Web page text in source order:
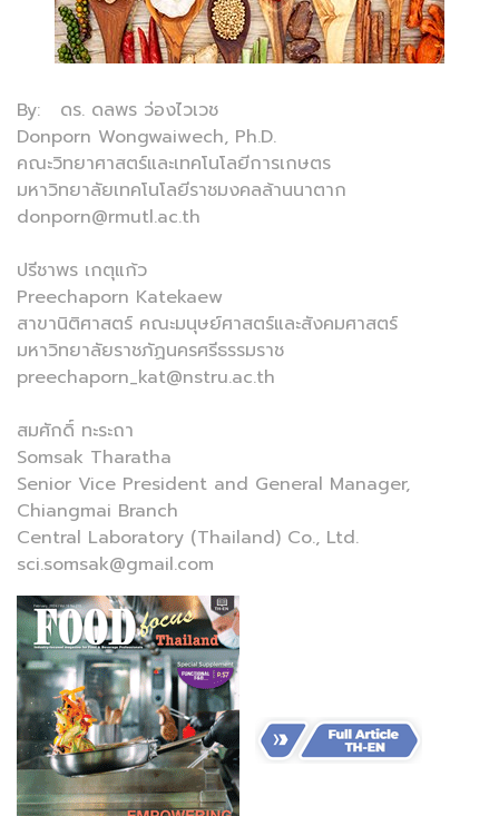
By: ดร. ดลพร ว่องไวเวช
Donporn Wongwaiwech, Ph.D.
คณะวิทยาศาสตร์และเทคโนโลยีการเกษตร
มหาวิทยาลัยเทคโนโลยีราชมงคลล้านนาตาก
donporn@rmutl.ac.th
ปรีชาพร เกตุแก้ว
Preechaporn Katekaew
สาขานิติศาสตร์ คณะมนุษย์ศาสตร์และสังคมศาสตร์
มหาวิทยาลัยราชภัฏนครศรีธรรมราช
preechaporn_kat@nstru.ac.th
สมศักดิ์ ทะระถา
Somsak Tharatha
Senior Vice President and General Manager,
Chiangmai Branch
Central Laboratory (Thailand) Co., Ltd.
sci.somsak@gmail.com